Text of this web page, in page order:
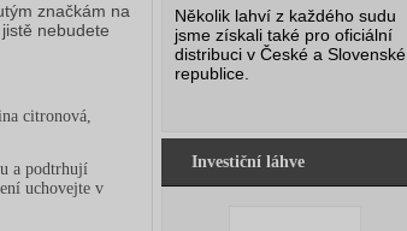
značkám na
nebudete
citronová,
a podtrhují
uchovejte v
Několik lahví z každého sudu
jsme získali také pro oficiální
distribuci v České a Slovenské
republice.
Investiční láhve